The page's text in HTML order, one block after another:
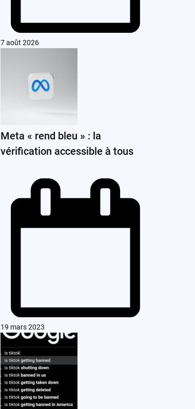
7 août 2026
Meta « rend bleu » : la
vérification accessible à tous
19 mars 2023